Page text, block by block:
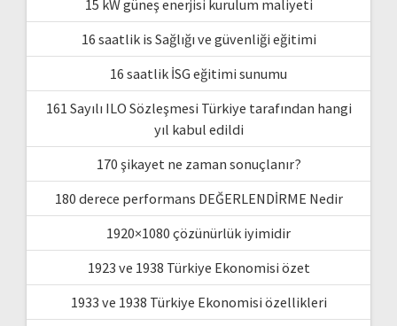
15 kW güneş enerjisi kurulum maliyeti
16 saatlik is Sağlığı ve güvenliği eğitimi
16 saatlik İSG eğitimi sunumu
161 Sayılı ILO Sözleşmesi Türkiye tarafından hangi
yıl kabul edildi
170 şikayet ne zaman sonuçlanır?
180 derece performans DEĞERLENDİRME Nedir
1920×1080 çözünürlük iyimidir
1923 ve 1938 Türkiye Ekonomisi özet
1933 ve 1938 Türkiye Ekonomisi özellikleri